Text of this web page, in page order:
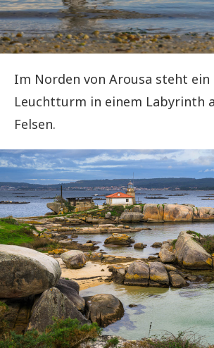
Im Norden von Arousa steht ein
Leuchtturm in einem Labyrinth
Felsen.